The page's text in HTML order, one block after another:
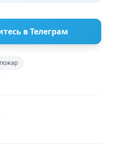
в Телеграм